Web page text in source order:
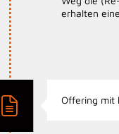
erhalten
Offering mit